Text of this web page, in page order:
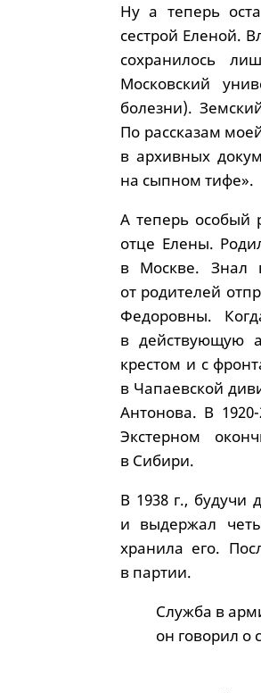
Ну а теперь
сестрой Еленой.
сохранилось
Московский
болезни).
По рассказам
в архивных
на сыпном тифе».
А теперь особый
отце Елены.
в Москве. Знал
от родителей
Федоровны.
в действующую
крестом и с
в Чапаевской
Антонова. В
Экстерном
в Сибири.
В 1938 г., будучи
и выдержал
хранила его.
в партии.
Служба в
он говорил о